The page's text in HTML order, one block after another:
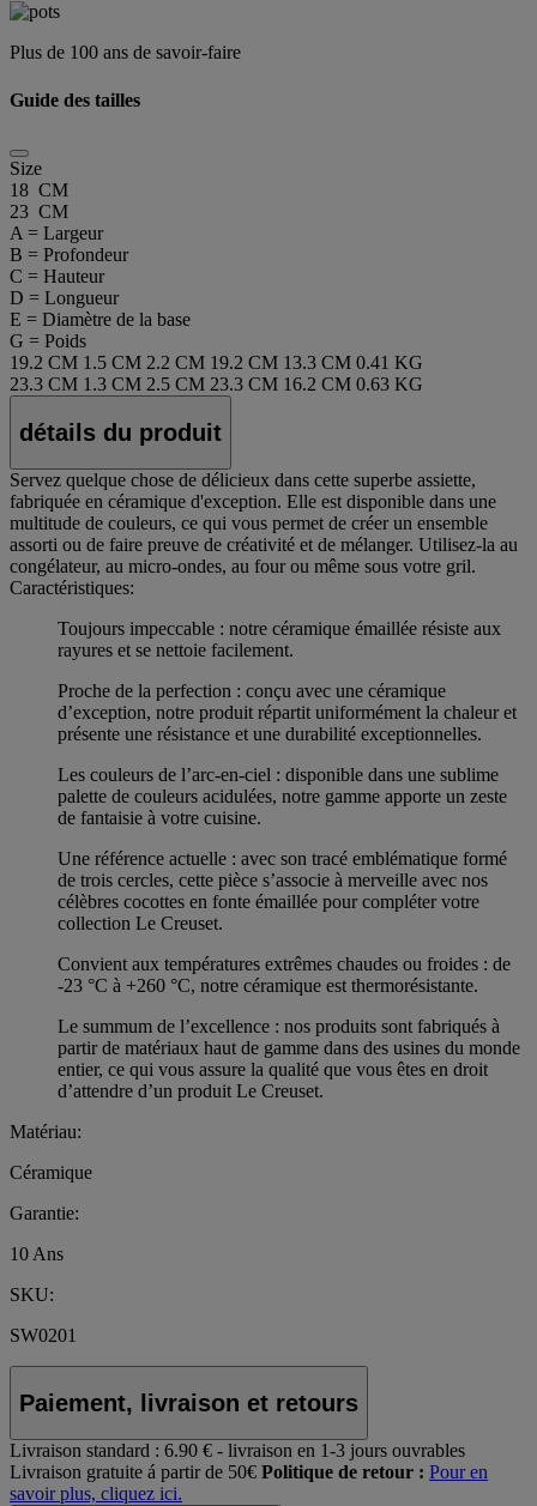
Plus de 100 ans de savoir-faire
Guide des tailles
Size
18 CM
23 CM
A = Largeur
B = Profondeur
C = Hauteur
D = Longueur
E = Diamètre de la base
G = Poids
19.2 CM 1.5 CM 2.2 CM 19.2 CM 13.3 CM 0.41 KG
23.3 CM 1.3 CM 2.5 CM 23.3 CM 16.2 CM 0.63 KG
détails du produit
Servez quelque chose de délicieux dans cette superbe assiette,
fabriquée en céramique d'exception. Elle est disponible dans une
multitude de couleurs, ce qui vous permet de créer un ensemble
assorti ou de faire preuve de créativité et de mélanger. Utilisez-la au
congélateur, au micro-ondes, au four ou même sous votre gril.
Caractéristiques:
Toujours impeccable : notre céramique émaillée résiste aux
rayures et se nettoie facilement.
Proche de la perfection : conçu avec une céramique
d’exception, notre produit répartit uniformément la chaleur et
présente une résistance et une durabilité exceptionnelles.
Les couleurs de l’arc-en-ciel : disponible dans une sublime
palette de couleurs acidulées, notre gamme apporte un zeste
de fantaisie à votre cuisine.
Une référence actuelle : avec son tracé emblématique formé
de trois cercles, cette pièce s’associe à merveille avec nos
célèbres cocottes en fonte émaillée pour compléter votre
collection Le Creuset.
Convient aux températures extrêmes chaudes ou froides : de
-23 °C à +260 °C, notre céramique est thermorésistante.
Le summum de l’excellence : nos produits sont fabriqués à
partir de matériaux haut de gamme dans des usines du monde
entier, ce qui vous assure la qualité que vous êtes en droit
d’attendre d’un produit Le Creuset.
Matériau:
Céramique
Garantie:
10 Ans
SKU:
SW0201
Paiement, livraison et retours
Livraison standard : 6.90 € - livraison en 1-3 jours ouvrables
Livraison gratuite á partir de 50€ Politique de retour : Pour en
savoir plus, cliquez ici.